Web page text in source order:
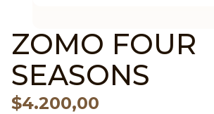
ZOMO FOUR
SEASONS
$4.200,00